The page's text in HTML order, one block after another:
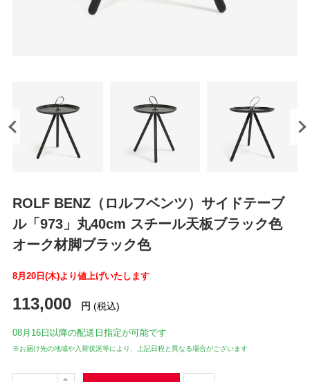
ROLF BENZ（ロルフベンツ）サイドテーブ
ル「973」丸40cm スチール天板ブラック色
オーク材脚ブラック色
8月20日(木)より値上げいたします
113,000 円 (税込)
08月16日 以降の配送日指定が可能です
※お届け先の地域や入荷状況等により、上記日程と異なる場合がございます